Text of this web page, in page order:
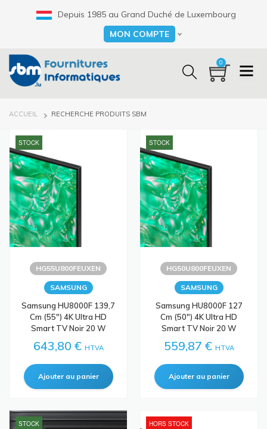
Depuis 1985 au Grand Duché de Luxembourg
Select your language
MON COMPTE
0
FIL
ACCUEIL RECHERCHE PRODUITS SBM
STOCK
HG55U800FEUXEN
SAMSUNG
Samsung HU8000F 139,7
Cm (55") 4K Ultra HD
Smart TV Noir 20 W
643,80 € HTVA
STOCK
HG50U800FEUXEN
SAMSUNG
Samsung HU8000F 127
Cm (50") 4K Ultra HD
Smart TV Noir 20 W
559,87 € HTVA
STOCK HORS STOCK